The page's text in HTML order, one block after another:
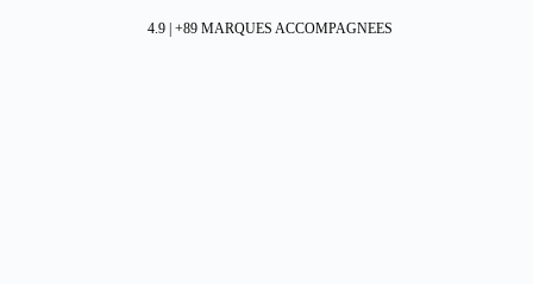
4.9 | +89 MARQUES ACCOMPAGNEES